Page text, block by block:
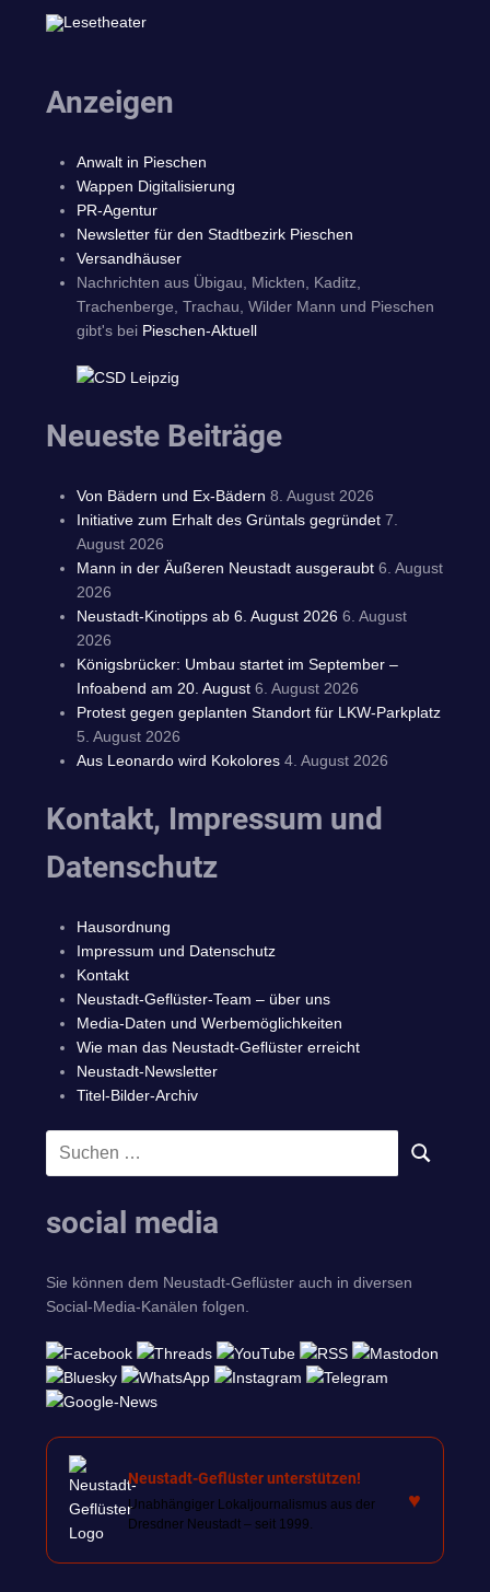
Anzeigen
Anwalt in Pieschen
Wappen Digitalisierung
PR-Agentur
Newsletter für den Stadtbezirk Pieschen
Versandhäuser
Nachrichten aus Übigau, Mickten, Kaditz,
Trachenberge, Trachau, Wilder Mann und Pieschen
gibt's bei Pieschen-Aktuell
Neueste Beiträge
Von Bädern und Ex-Bädern 8. August 2026
Initiative zum Erhalt des Grüntals gegründet 7.
August 2026
Mann in der Äußeren Neustadt ausgeraubt 6. August
2026
Neustadt-Kinotipps ab 6. August 2026 6. August
2026
Königsbrücker: Umbau startet im September –
Infoabend am 20. August 6. August 2026
Protest gegen geplanten Standort für LKW-Parkplatz
5. August 2026
Aus Leonardo wird Kokolores 4. August 2026
Kontakt, Impressum und
Datenschutz
Hausordnung
Impressum und Datenschutz
Kontakt
Neustadt-Geflüster-Team – über uns
Media-Daten und Werbemöglichkeiten
Wie man das Neustadt-Geflüster erreicht
Neustadt-Newsletter
Titel-Bilder-Archiv
Suchen
SUCHEN
social media
Sie können dem Neustadt-Geflüster auch in diversen
Social-Media-Kanälen folgen.
Neustadt-Geflüster unterstützen!
Unabhängiger Lokaljournalismus aus der
Dresdner Neustadt – seit 1999.
♥